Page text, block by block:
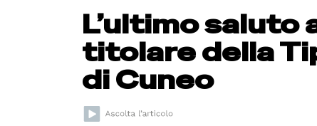
L’ultimo saluto
titolare della
di Cuneo